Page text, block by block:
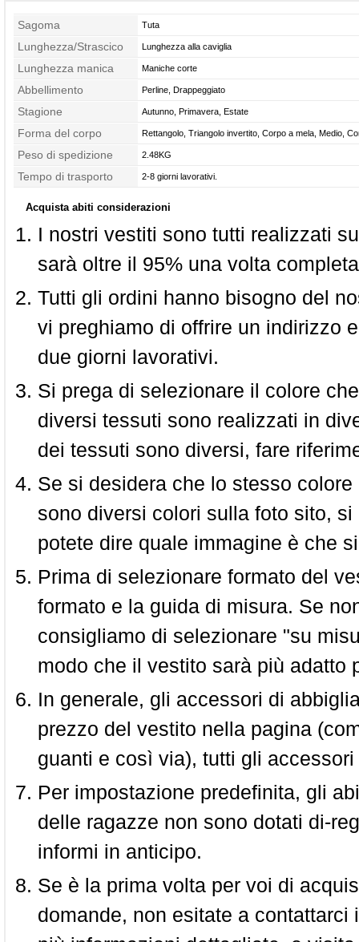
Sagoma Tuta
Lunghezza/Strascico Lunghezza alla caviglia
Lunghezza manica Maniche corte
Abbellimento Perline, Drappeggiato
Stagione Autunno, Primavera, Estate
Forma del corpo Rettangolo, Triangolo invertito, Corpo a mela, Medio,
clessidra
Peso di spedizione 2.48KG
Tempo di trasporto 2-8 giorni lavorativi.
Acquista abiti considerazioni
I nostri vestiti sono tutti realizzati
sarà oltre il 95% una volta
Tutti gli ordini hanno bisogno del
vi preghiamo di offrire un indirizzo
due giorni lavorativi.
Si prega di selezionare il colore
diversi tessuti sono realizzati in
dei tessuti sono diversi, fare
Se si desidera che lo stesso
sono diversi colori sulla foto sito,
potete dire quale immagine è che
Prima di selezionare formato del
formato e la guida di misura. Se
consigliamo di selezionare "su
modo che il vestito sarà più adatto
In generale, gli accessori di
prezzo del vestito nella pagina
guanti e così via), tutti gli
Per impostazione predefinita, gli
delle ragazze non sono dotati di-
informi in anticipo.
Se è la prima volta per voi di
domande, non esitate a